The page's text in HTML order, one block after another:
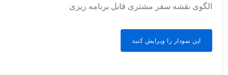
الگوی نقشه سفر مشتری قابل برنامه ریزی
این نمودار را ویرایش کنید